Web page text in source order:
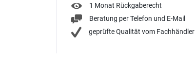
1 Monat Rückgaberecht
Beratung per Telefon und E-Mail
geprüfte Qualität vom Fachhändler